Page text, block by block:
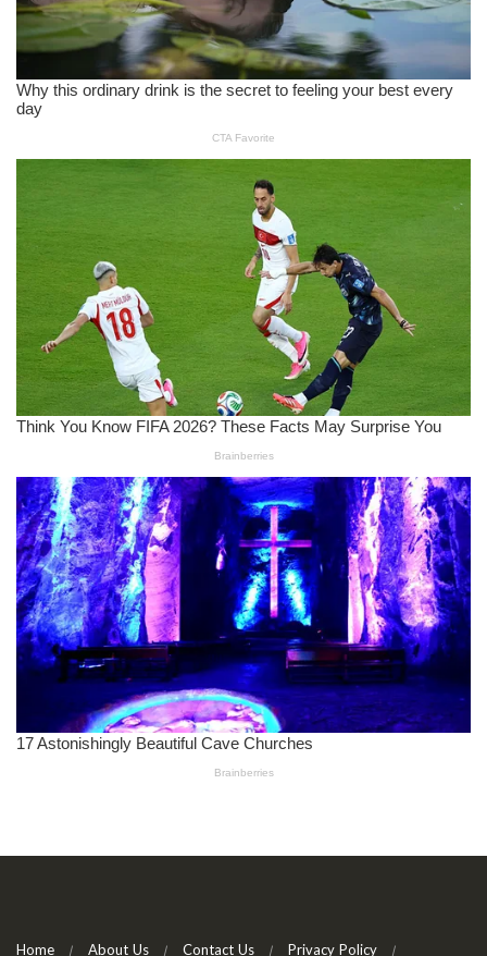
Home About Us Contact Us Privacy Policy